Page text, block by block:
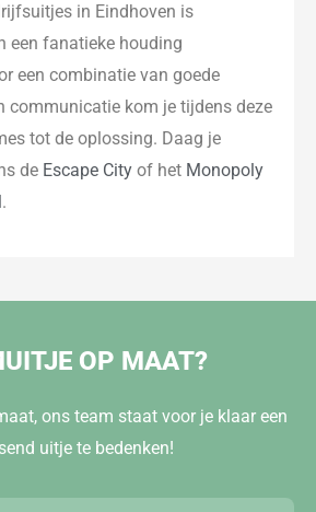
in Eindhoven is
een fanatieke houding
een combinatie van goede
communicatie kom je tijdens deze
tot de oplossing. Daag je
de Escape City of het Monopoly
.
OP MAAT?
ons team staat voor je klaar een
uitje te bedenken!